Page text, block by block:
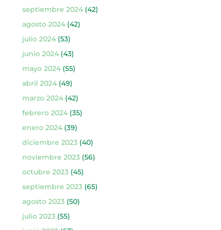
septiembre 2024(42)
agosto 2024(42)
julio 2024(53)
junio 2024(43)
mayo 2024(55)
abril 2024(49)
marzo 2024(42)
febrero 2024(35)
enero 2024(39)
diciembre 2023(40)
noviembre 2023(56)
octubre 2023(45)
septiembre 2023(65)
agosto 2023(50)
julio 2023(55)